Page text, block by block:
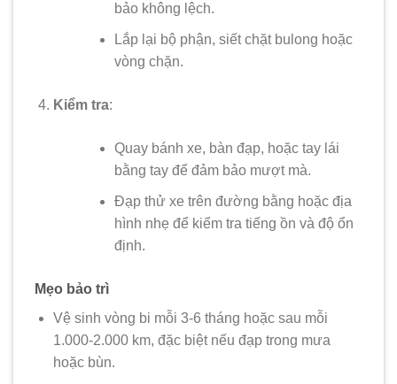
bảo không lệch.
Lắp lại bộ phận, siết chặt bulong hoặc
vòng chặn.
Kiểm tra:
Quay bánh xe, bàn đạp, hoặc tay lái
bằng tay để đảm bảo mượt mà.
Đạp thử xe trên đường bằng hoặc địa
hình nhẹ để kiểm tra tiếng ồn và độ ổn
định.
Mẹo bảo trì
Vệ sinh vòng bi mỗi 3-6 tháng hoặc sau mỗi
1.000-2.000 km, đặc biệt nếu đạp trong mưa
hoặc bùn.